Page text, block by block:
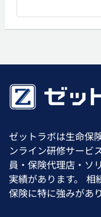
ゼットラボは生命保
ンライン研修サービ
員・保険代理店・ソ
実績があります。 相
保険に特に強みがあり